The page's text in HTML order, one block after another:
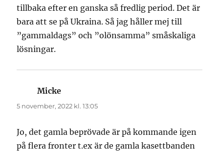
tillbaka efter en ganska så fredlig period. Det är
bara att se på Ukraina. Så jag håller mej till
”gammaldags” och ”olönsamma” småskaliga
lösningar.
Micke
5 november, 2022 kl. 13:05
Jo, det gamla beprövade är på kommande igen
på flera fronter t.ex är de gamla kasettbanden